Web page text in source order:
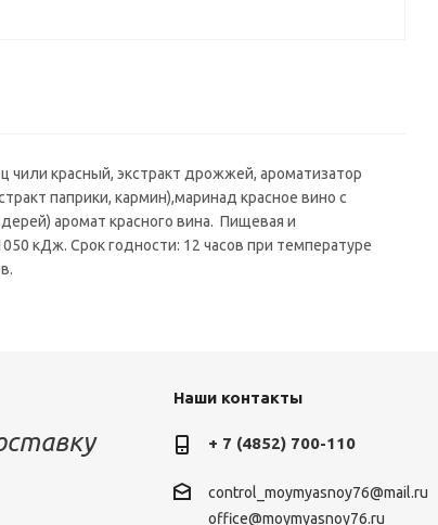
чили красный, экстракт дрожжей, ароматизатор
паприки, кармин),маринад красное вино с
аромат красного вина. Пищевая и
кДж. Срок годности: 12 часов при температуре
Наши контакты
+ 7 (4852) 700-110
control_moymyasnoy76@mail.ru
office@moymyasnoy76.ru